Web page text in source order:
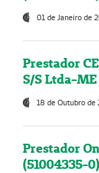
01 de Janeiro de
Prestador
S/S Ltda-
18 de Outubro de
Prestador
(51004335-0)